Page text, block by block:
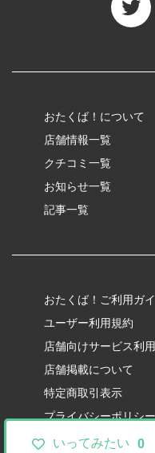
いってみたい 0
おたくば！について
店舗情報一覧
クチコミ一覧
お知らせ一覧
記事一覧
おたくば！ご利用ガ
ユーザー利用規約
店舗向けサービス利
店舗掲載について
特定商取引表示
プライバシーポリシー